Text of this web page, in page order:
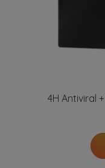
4H Antiviral